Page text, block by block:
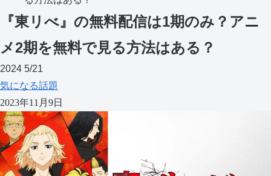
『東リべ』の無料配信は1期のみ？アニ
メ2期を無料で見る方法はある？
2024 5/21
気になる話題
2023年11月9日